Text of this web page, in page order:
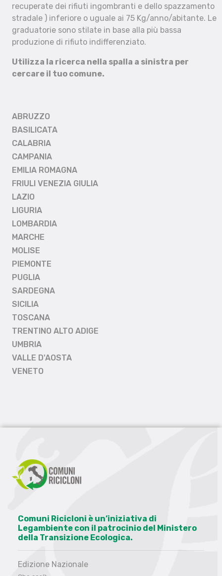
recuperate dei rifiuti ingombranti e dello spazzamento
stradale ) inferiore o uguale ai 75 Kg/anno/abitante. Le
graduatorie sono stilate in base alla più bassa
produzione di rifiuto indifferenziato.
Utilizza la ricerca nella spalla a sinistra per
cercare il tuo comune.
ABRUZZO
BASILICATA
CALABRIA
CAMPANIA
EMILIA ROMAGNA
FRIULI VENEZIA GIULIA
LAZIO
LIGURIA
LOMBARDIA
MARCHE
MOLISE
PIEMONTE
PUGLIA
SARDEGNA
SICILIA
TOSCANA
TRENTINO ALTO ADIGE
UMBRIA
VALLE D'AOSTA
VENETO
Comuni Ricicloni è un’iniziativa di
Legambiente con il patrocinio del Ministero
della Transizione Ecologica.
Edizione Nazionale